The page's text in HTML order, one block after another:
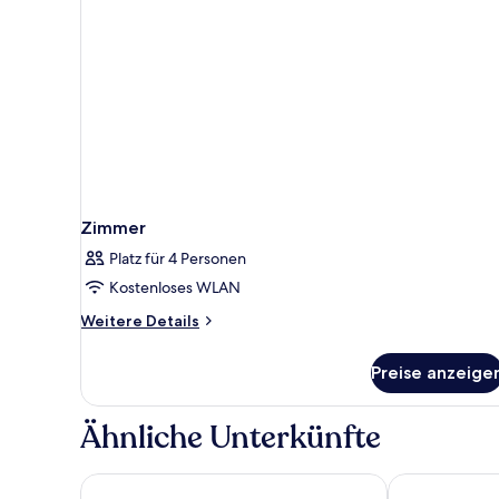
Zimmer
Platz für 4 Personen
Kostenloses WLAN
Weitere Details
Weitere
Preise
Ähnliche Unterkünfte
SEPHS Hotel Merici Hotel